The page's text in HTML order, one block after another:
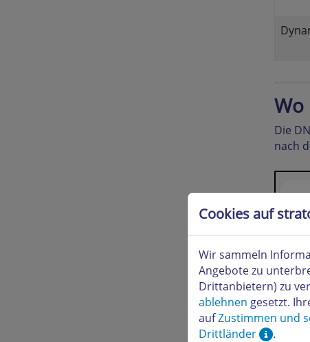
Wo
Die
nach
Cookies auf
Wir sammeln
Angebote zu
Drittanbietern) zu
ablehnen gesetzt.
aufZustimmen und
Drittländer
.